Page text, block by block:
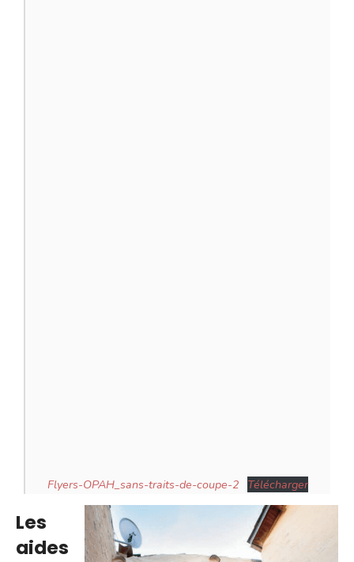
Flyers-OPAH_sans-traits-de-coupe-2 Télécharger
Les
aides